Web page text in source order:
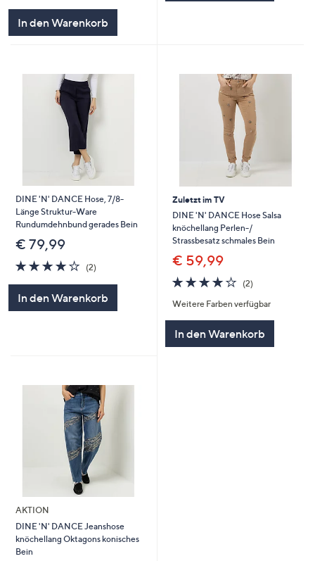
In den Warenkorb
DINE 'N' DANCE Hose, 7/8-
Länge Struktur-Ware
Rundumdehnbund gerades Bein
€ 79,99
4.0
von
(2)2
In den Warenkorb
Zuletzt im TV
DINE 'N' DANCE Hose Salsa
knöchellang Perlen-/
Strassbesatz schmales Bein
€ 59,99
4.0
von
5
(2)2
Weitere Farben verfügbar
In den Warenkorb
AKTION
DINE 'N' DANCE Jeanshose
knöchellang Oktagons konisches
Bein